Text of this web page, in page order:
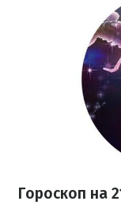
Гороскоп на